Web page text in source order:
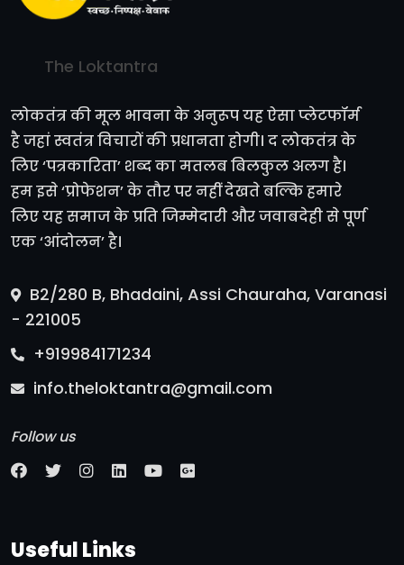
The Loktantra
लोकतंत्र की मूल भावना के अनुरूप यह ऐसा प्लेटफॉर्म
है जहां स्वतंत्र विचारों की प्रधानता होगी। द लोकतंत्र के
लिए ‘पत्रकारिता’ शब्द का मतलब बिलकुल अलग है।
हम इसे ‘प्रोफेशन’ के तौर पर नहीं देखते बल्कि हमारे
लिए यह समाज के प्रति जिम्मेदारी और जवाबदेही से पूर्ण
एक ‘आंदोलन’ है।
B2/280 B, Bhadaini, Assi Chauraha, Varanasi
- 221005
+919984171234
info.theloktantra@gmail.com
Follow us
Useful Links